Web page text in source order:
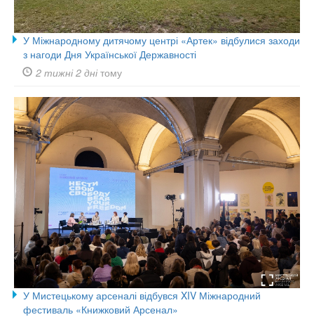
У Міжнародному дитячому центрі «Артек» відбулися заходи
з нагоди Дня Української Державності
2 тижні 2 днітому
У Мистецькому арсеналі відбувся XIV Міжнародний
фестиваль «Книжковий Арсенал»